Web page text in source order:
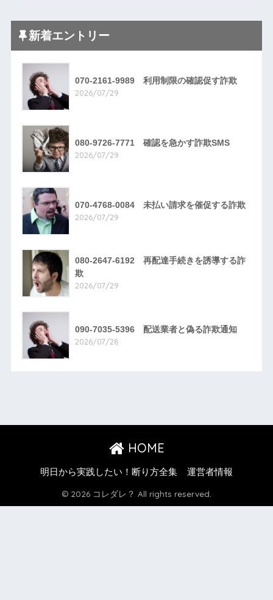
新着エントリー
070-2161-9989 利用制限の確認促す詐欺
2026/07/29
080-9726-7771 確認を急かす詐欺SMS
2026/07/29
070-4768-0084 未払い請求を催促する詐欺
2026/07/29
080-2647-6192 再配達手続きを誘導する詐
欺
2026/07/29
090-7035-5396 配送業者と偽る詐欺通知
2026/07/28
HOME
明日から実践したい！断り方全集 運営者情報
© 2026 コレダレ？ All rights reserved.